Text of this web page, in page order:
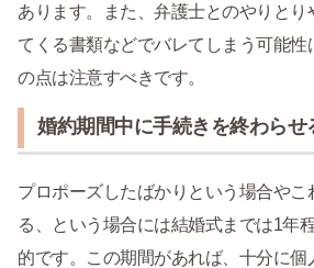
あります。また、弁護士とのやりとり
てくる書類などでバレてしまう可能性
の点は注意すべきです。
婚約期間中に手続きを終わらせ
プロポーズしたばかりという場合やこ
る、という場合には結婚式までは1年
的です。この期間があれば、十分に個